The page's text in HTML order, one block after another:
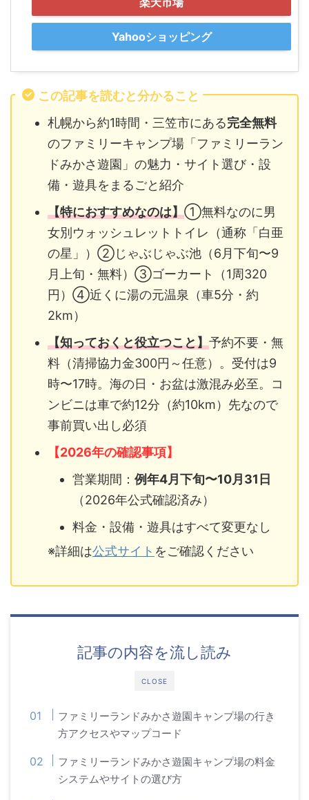
Yahooショッピング
この記事を読むと分かること
札幌から約1時間・三笠市にある完全無料
のファミリーキャンプ場「ファミリーラン
ドみかさ遊園」の魅力・サイト選び・設
備・遊具をまるごと紹介
【特におすすめなのは】①無料なのに男
女別ウォッシュレットトイレ（通称「白亜
の星」）②じゃぶじゃぶ池（6月下旬〜9
月上旬・無料）③ゴーカート（1周320
円）④近くに湯の元温泉（車5分・約
2km）
【知っておくと役立つこと】予約不要・無
料（清掃協力金300円～任意）。受付は9
時〜17時。海の日・お盆は激混み必至。コ
ンビニは車で約12分（約10km）先なので
事前買い出し必須
【2026年の確認事項】
営業期間： 例年4月下旬〜10月31日
（2026年公式確認済み）
料金・設備・遊具はすべて変更なし
※詳細は公式サイト をご確認ください
CLOSE
記事の内容を流し読み
ファミリーランドみかさ遊園キャンプ場の行き
方アクセスやマップコード
ファミリーランドみかさ遊園キャンプ場の料金
システムやサイトの選び方